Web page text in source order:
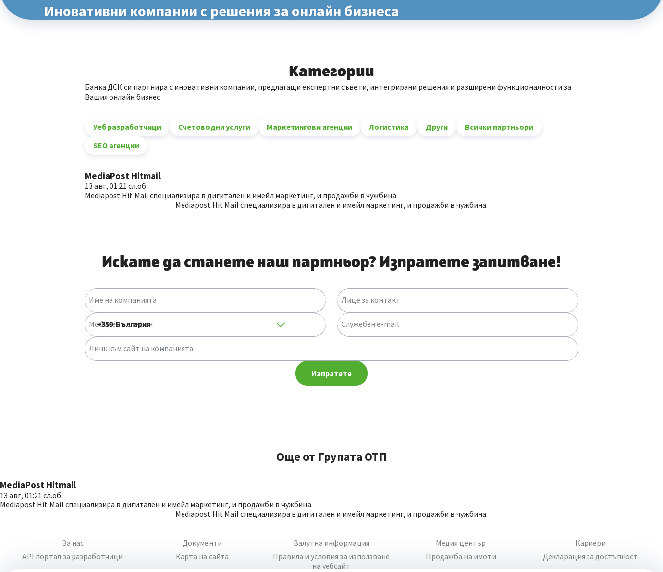
Иновативни компании с решения за онлайн бизнеса
Категории
Банка ДСК си партнира с иновативни компании, предлагащи експертни съвети, интегрирани решения и разширени функционалности за
Вашия онлайн бизнес
Уеб разработчици Счетоводни услуги Маркетингови агенции Логистика Други
Всички партньори
SEO агенции
MediaPost Hitmail
13 авг, 01:21 сл.об.
Mediapost Hit Mail специализира в дигитален и имейл маркетинг, и продажби в чужбина.
Mediapost Hit Mail специализира в дигитален и имейл маркетинг, и продажби в чужбина.
Искате да станете наш партньор? Изпратете запитване!
Име на компанията Лице за контакт
Мобилен телефон Служебен e-mail
Линк към сайт на компанията
Изпратете
Още от Групата ОТП
MediaPost Hitmail
13 авг, 01:21 сл.об.
Mediapost Hit Mail специализира в дигитален и имейл маркетинг, и продажби в чужбина.
Mediapost Hit Mail специализира в дигитален и имейл маркетинг, и продажби в чужбина.
За нас
API портал за разработчици
Документи
Карта на сайта
Валутна информация
Правила и условия за използване
на уебсайт
Медия център
Продажба на имоти
Кариери
Декларация за достъпност